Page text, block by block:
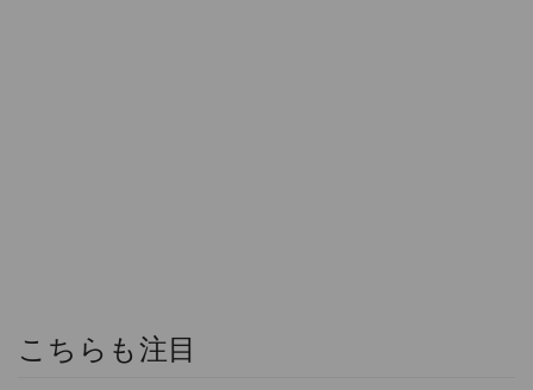
こちらも注目